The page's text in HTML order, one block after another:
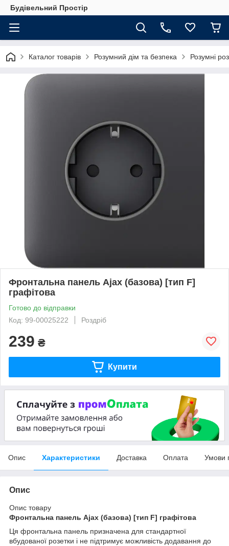
Будівельний Простір
Каталог товарів Розумний дім та безпека Розумні
Фронтальна панель Ajax (базова) [тип F]
графітова
Готово до відправки
Код: 99-00025222
Роздріб
239 ₴
Купити
Опис Характеристики Доставка Оплата Умови
Опис
Опис товару
Фронтальна панель Ajax (базова) [тип F] графітова
Ця фронтальна панель призначена для стандартної
вбудованої розетки і не підтримує можливість додавання до